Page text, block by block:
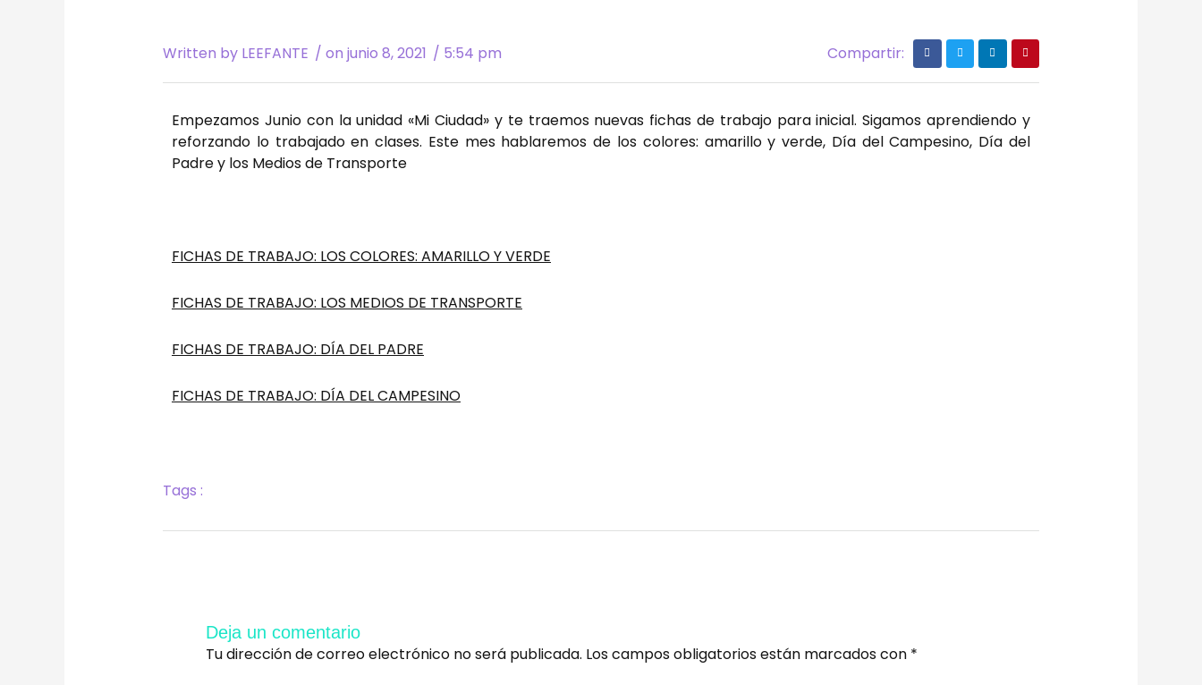
Written by LEEFANTE / on junio 8, 2021 / 5:54 pm Compartir:
Empezamos Junio con la unidad «Mi Ciudad» y te traemos nuevas fichas de trabajo para inicial. Sigamos aprendiendo y
reforzando lo trabajado en clases. Este mes hablaremos de los colores: amarillo y verde, Día del Campesino, Día del
Padre y los Medios de Transporte
FICHAS DE TRABAJO: LOS COLORES: AMARILLO Y VERDE
FICHAS DE TRABAJO: LOS MEDIOS DE TRANSPORTE
FICHAS DE TRABAJO: DÍA DEL PADRE
FICHAS DE TRABAJO: DÍA DEL CAMPESINO
Tags :
Deja un comentario
Tu dirección de correo electrónico no será publicada. Los campos obligatorios están marcados con *